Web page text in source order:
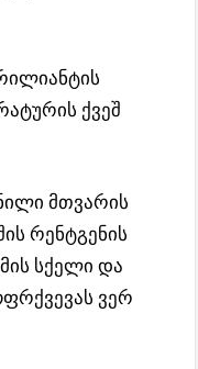
ქვეშ
მთვარის
რენტგენის
სქელი და
ვერ